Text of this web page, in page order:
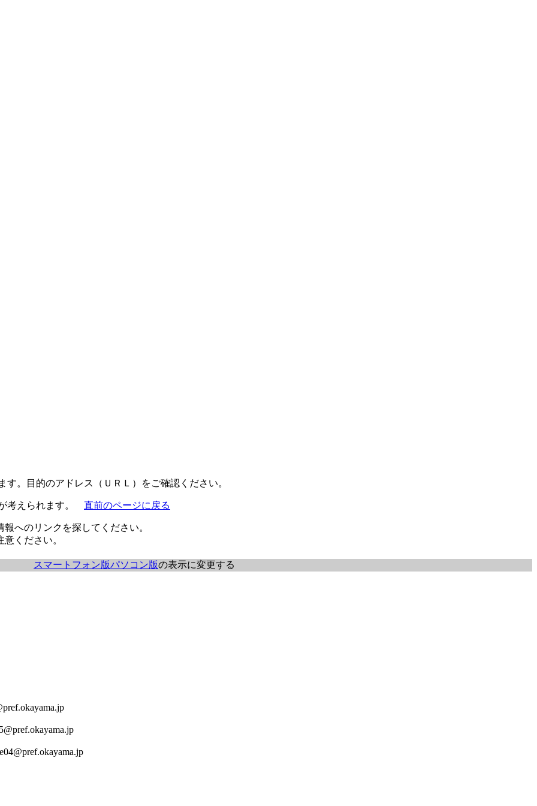
。目的のアドレス（ＵＲＬ）をご確認ください。
考えられます。 直前のページに戻る
へのリンクを探してください。
ください。
スマートフォン版パソコン版の表示に変更する